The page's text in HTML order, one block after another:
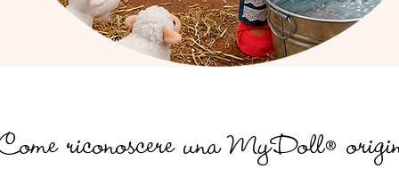
riconoscere una MyDoll®